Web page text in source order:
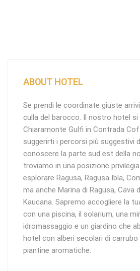
ABOUT HOTEL
Se prendi le coordinate giuste
culla del barocco. Il nostro hotel
Chiaramonte Gulfi in Contrada
suggerirti i percorsi più suggestivi
conoscere la parte sud est della
troviamo in una posizione
esplorare Ragusa, Ragusa Ibla,
ma anche Marina di Ragusa, Cava
Kaucana. Sapremo accogliere la
con una piscina, il solarium, una
idromassaggio e un giardino che
hotel con alberi secolari di
piantine aromatiche.